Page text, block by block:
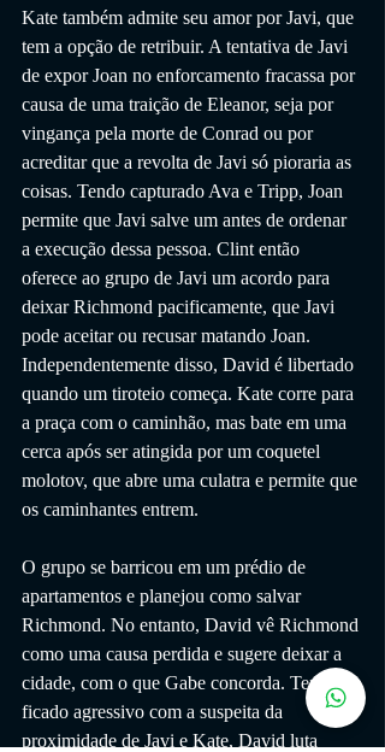
Kate também admite seu amor por Javi, que
tem a opção de retribuir. A tentativa de Javi
de expor Joan no enforcamento fracassa por
causa de uma traição de Eleanor, seja por
vingança pela morte de Conrad ou por
acreditar que a revolta de Javi só pioraria as
coisas. Tendo capturado Ava e Tripp, Joan
permite que Javi salve um antes de ordenar
a execução dessa pessoa. Clint então
oferece ao grupo de Javi um acordo para
deixar Richmond pacificamente, que Javi
pode aceitar ou recusar matando Joan.
Independentemente disso, David é libertado
quando um tiroteio começa. Kate corre para
a praça com o caminhão, mas bate em uma
cerca após ser atingida por um coquetel
molotov, que abre uma culatra e permite que
os caminhantes entrem.
O grupo se barricou em um prédio de
apartamentos e planejou como salvar
Richmond. No entanto, David vê Richmond
como uma causa perdida e sugere deixar a
cidade, com o que Gabe concorda. Tendo
ficado agressivo com a suspeita da
proximidade de Javi e Kate, David luta